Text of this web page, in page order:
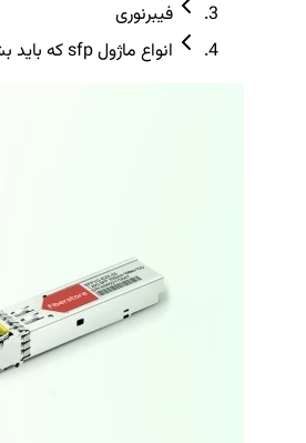
فیبرنوری
انواع ماژول sfp که باید بشناسید